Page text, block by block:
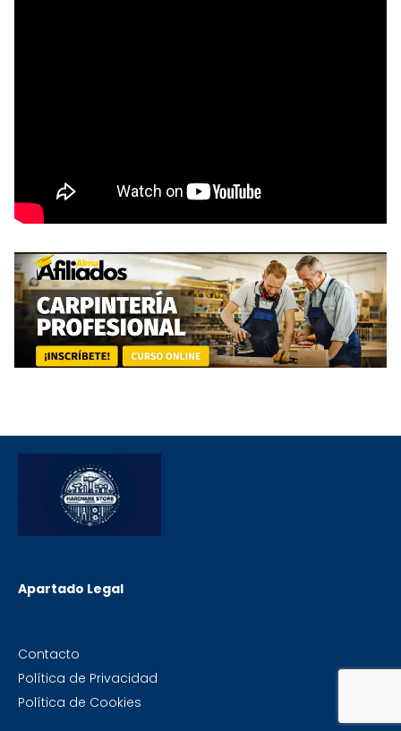
Apartado Legal
Contacto
Política de Privacidad
Política de Cookies